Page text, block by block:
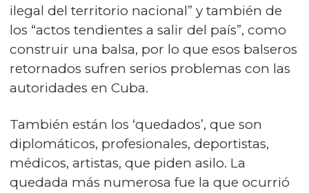
ilegal del territorio nacional” y también de
los “actos tendientes a salir del país”, como
construir una balsa, por lo que esos balseros
retornados sufren serios problemas con las
autoridades en Cuba.
También están los ‘quedados’, que son
diplomáticos, profesionales, deportistas,
médicos, artistas, que piden asilo. La
quedada más numerosa fue la que ocurrió